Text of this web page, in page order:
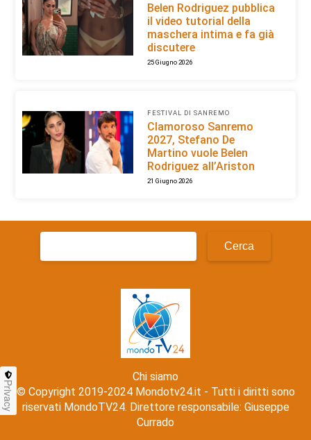
Belen Rodriguez pubblica
il video tutorial della
maschera intima e fa già
discutere
25 Giugno 2026
FESTIVAL DI SANREMO
Clamoroso Sanremo
2027, Stefano De
Martino vuole Belen
Rodriguez all’Ariston
21 Giugno 2026
Ricerca
Chi siamo
© Copyright 2019-2024 Mondotv24.it - Tutti i diritti sono
riservati MondoTV24. Direttore responsabile: Giuseppe
Currado
Privacy